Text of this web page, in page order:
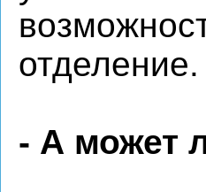
отделение.
- А может